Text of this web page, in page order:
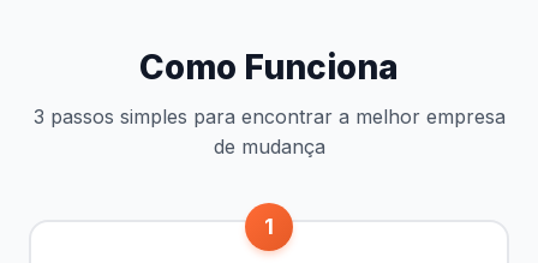
Como Funciona
3 passos simples para encontrar a melhor empresa
de mudança
1